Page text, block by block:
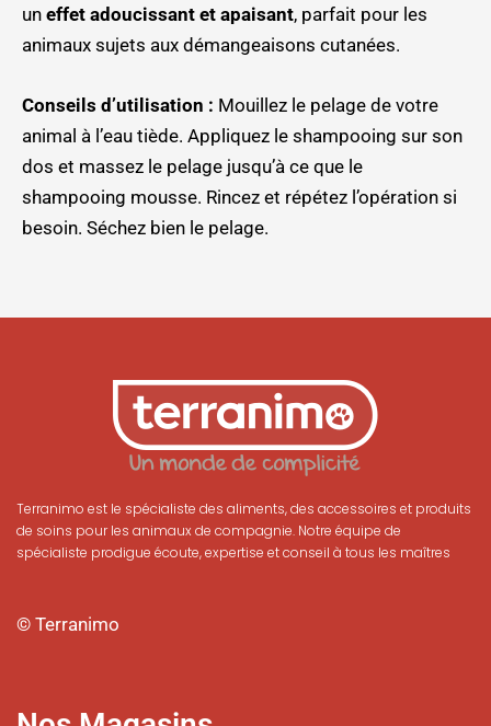
un effet adoucissant et apaisant, parfait pour les
animaux sujets aux démangeaisons cutanées.
Conseils d’utilisation : Mouillez le pelage de votre
animal à l’eau tiède. Appliquez le shampooing sur son
dos et massez le pelage jusqu’à ce que le
shampooing mousse. Rincez et répétez l’opération si
besoin. Séchez bien le pelage.
Terranimo est le spécialiste des aliments, des accessoires et produits
de soins pour les animaux de compagnie. Notre équipe de
spécialiste prodigue écoute, expertise et conseil à tous les maîtres
© Terranimo